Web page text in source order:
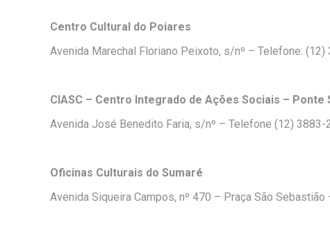
Centro Cultural do Poiares
Avenida Marechal Floriano Peixoto, s/nº – Telefone: (12)
CIASC – Centro Integrado de Ações Sociais – Ponte
Avenida José Benedito Faria, s/nº – Telefone (12) 3883-
Oficinas Culturais do Sumaré
Avenida Siqueira Campos, nº 470 – Praça São